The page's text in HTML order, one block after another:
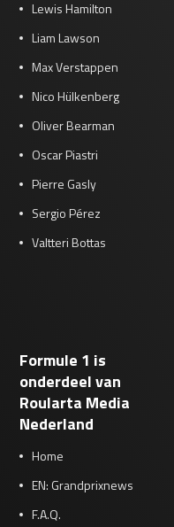
Lewis Hamilton
Liam Lawson
Max Verstappen
Nico Hülkenberg
Oliver Bearman
Oscar Piastri
Pierre Gasly
Sergio Pérez
Valtteri Bottas
Formule 1 is
onderdeel van
Roularta Media
Nederland
Home
EN: Grandprixnews
F.A.Q.